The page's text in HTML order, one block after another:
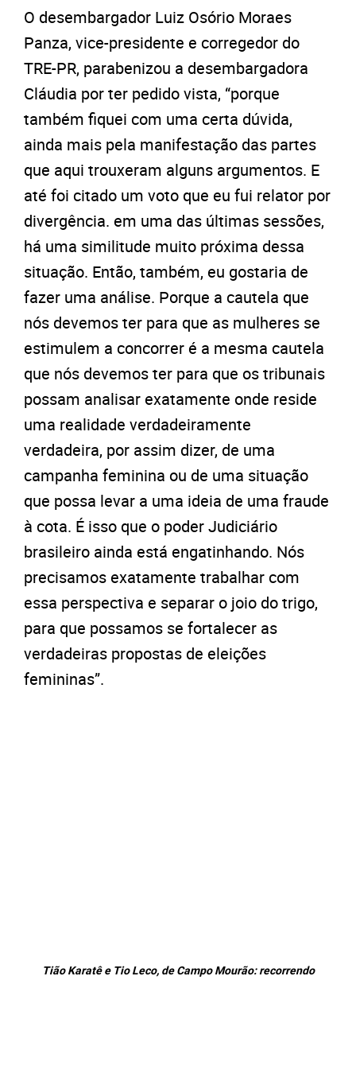
O desembargador Luiz Osório Moraes
Panza, vice-presidente e corregedor do
TRE-PR, parabenizou a desembargadora
Cláudia por ter pedido vista, “porque
também fiquei com uma certa dúvida,
ainda mais pela manifestação das partes
que aqui trouxeram alguns argumentos. E
até foi citado um voto que eu fui relator por
divergência. em uma das últimas sessões,
há uma similitude muito próxima dessa
situação. Então, também, eu gostaria de
fazer uma análise. Porque a cautela que
nós devemos ter para que as mulheres se
estimulem a concorrer é a mesma cautela
que nós devemos ter para que os tribunais
possam analisar exatamente onde reside
uma realidade verdadeiramente
verdadeira, por assim dizer, de uma
campanha feminina ou de uma situação
que possa levar a uma ideia de uma fraude
à cota. É isso que o poder Judiciário
brasileiro ainda está engatinhando. Nós
precisamos exatamente trabalhar com
essa perspectiva e separar o joio do trigo,
para que possamos se fortalecer as
verdadeiras propostas de eleições
femininas”.
Tião Karatê e Tio Leco, de Campo Mourão: recorrendo